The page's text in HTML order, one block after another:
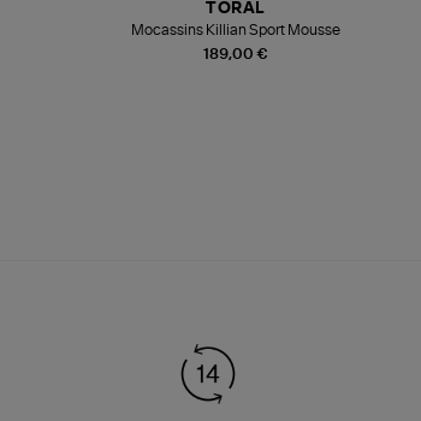
189,00 €
TORAL
Mocassins Killian Sport Mousse